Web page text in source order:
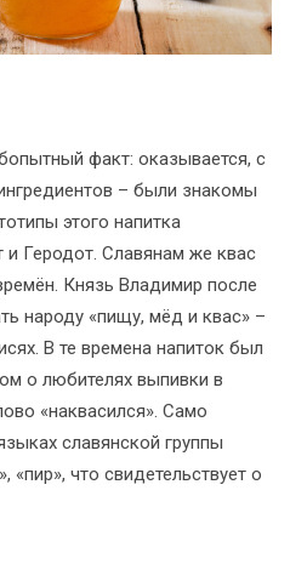
факт: оказывается, с
– были знакомы
этого напитка
и Геродот. Славянам же квас
Князь Владимир после
народу «пищу, мёд и квас» –
В те времена напиток был
о любителях выпивки в
«наквасился». Само
славянской группы
«пир», что свидетельствует о